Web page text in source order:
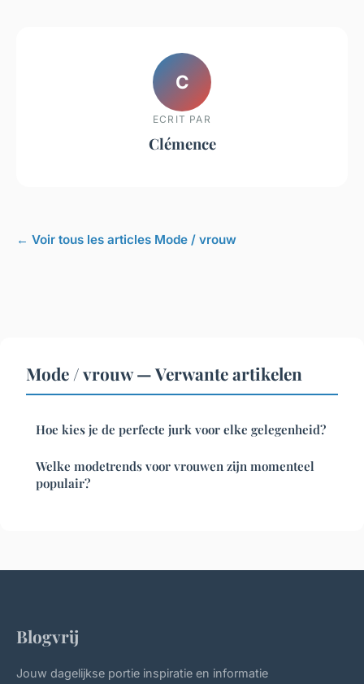
C
ECRIT PAR
Clémence
← Voir tous les articles Mode / vrouw
Mode / vrouw — Verwante artikelen
Hoe kies je de perfecte jurk voor elke gelegenheid?
Welke modetrends voor vrouwen zijn momenteel
populair?
Blogvrij
Jouw dagelijkse portie inspiratie en informatie